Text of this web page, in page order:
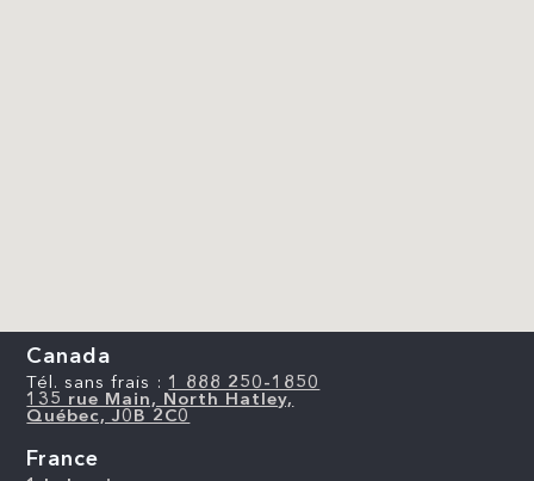
Canada
Tél. sans frais : 1 888 250-1850
135 rue Main, North Hatley,
Québec, J0B 2C0
France